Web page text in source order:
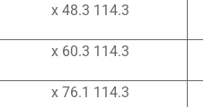
114.3 x 48.3
114.3 x 60.3
114.3 x 76.1